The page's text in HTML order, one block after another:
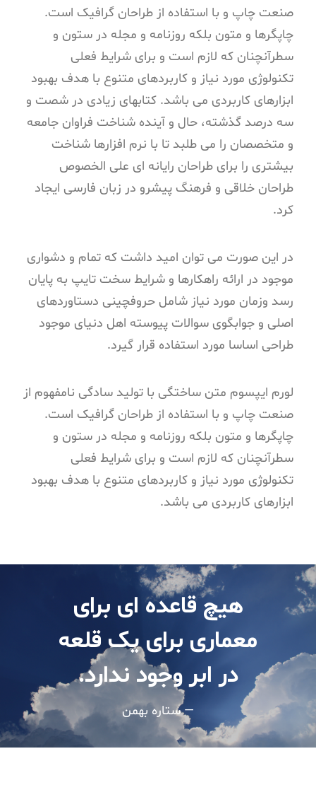
صنعت چاپ و با استفاده از طراحان گرافیک است.
چاپگرها و متون بلکه روزنامه و مجله در ستون و
سطرآنچنان که لازم است و برای شرایط فعلی
تکنولوژی مورد نیاز و کاربردهای متنوع با هدف بهبود
ابزارهای کاربردی می باشد. کتابهای زیادی در شصت و
سه درصد گذشته، حال و آینده شناخت فراوان جامعه
و متخصصان را می طلبد تا با نرم افزارها شناخت
بیشتری را برای طراحان رایانه ای علی الخصوص
طراحان خلاقی و فرهنگ پیشرو در زبان فارسی ایجاد
کرد.
در این صورت می توان امید داشت که تمام و دشواری
موجود در ارائه راهکارها و شرایط سخت تایپ به پایان
رسد وزمان مورد نیاز شامل حروفچینی دستاوردهای
اصلی و جوابگوی سوالات پیوسته اهل دنیای موجود
طراحی اساسا مورد استفاده قرار گیرد.
لورم ایپسوم متن ساختگی با تولید سادگی نامفهوم از
صنعت چاپ و با استفاده از طراحان گرافیک است.
چاپگرها و متون بلکه روزنامه و مجله در ستون و
سطرآنچنان که لازم است و برای شرایط فعلی
تکنولوژی مورد نیاز و کاربردهای متنوع با هدف بهبود
ابزارهای کاربردی می باشد.
هیچ قاعده ای برای
معماری برای یک قلعه
در ابر وجود ندارد.
— ستاره بهمن